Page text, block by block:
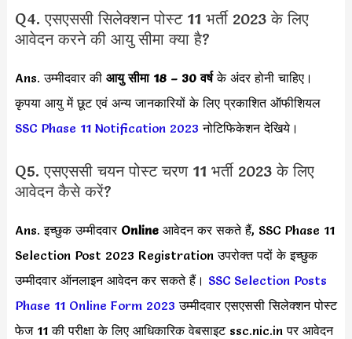
Q4. एसएससी सिलेक्शन पोस्ट 11 भर्ती 2023 के लिए
आवेदन करने की आयु सीमा क्या है?
Ans. उम्मीदवार की आयु सीमा 18 – 30 वर्षके अंदर होनी चाहिए।
कृपया आयु में छूट एवं अन्य जानकारियों के लिए प्रकाशित ऑफीशियल
SSC Phase 11 Notification 2023 नोटिफिकेशन देखिये।
Q5. एसएससी चयन पोस्ट चरण 11 भर्ती 2023 के लिए
आवेदन कैसे करें?
Ans. इच्छुक उम्मीदवार Online आवेदन कर सकते हैं, SSC Phase 11
Selection Post 2023 Registration उपरोक्त पदों के इच्छुक
उम्मीदवार ऑनलाइन आवेदन कर सकते हैं। SSC Selection Posts
Phase 11 Online Form 2023 उम्मीदवार एसएससी सिलेक्शन पोस्ट
फेज 11 की परीक्षा के लिए आधिकारिक वेबसाइट ssc.nic.in पर आवेदन